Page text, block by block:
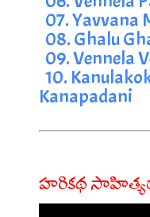
07. Yavvana
08. Ghalu
09. Vennela
10.
Kanapadani
హరికథ